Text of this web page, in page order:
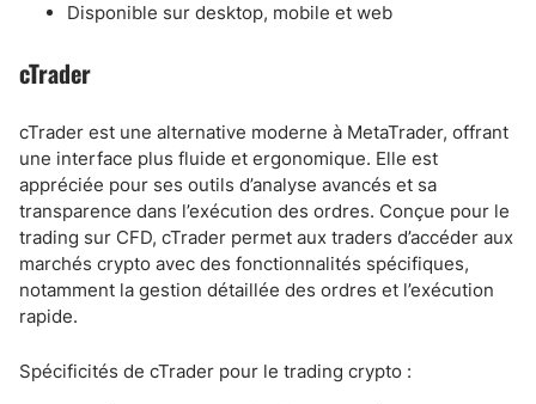
Disponible sur desktop, mobile et web
cTrader
cTrader est une alternative moderne à MetaTrader, offrant
une interface plus fluide et ergonomique. Elle est
appréciée pour ses outils d’analyse avancés et sa
transparence dans l’exécution des ordres. Conçue pour le
trading sur CFD, cTrader permet aux traders d’accéder aux
marchés crypto avec des fonctionnalités spécifiques,
notamment la gestion détaillée des ordres et l’exécution
rapide.
Spécificités de cTrader pour le trading crypto :